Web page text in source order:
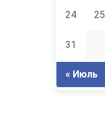
24 25
31
« Июль